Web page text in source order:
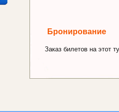
Бронирование
Заказ билетов на этот